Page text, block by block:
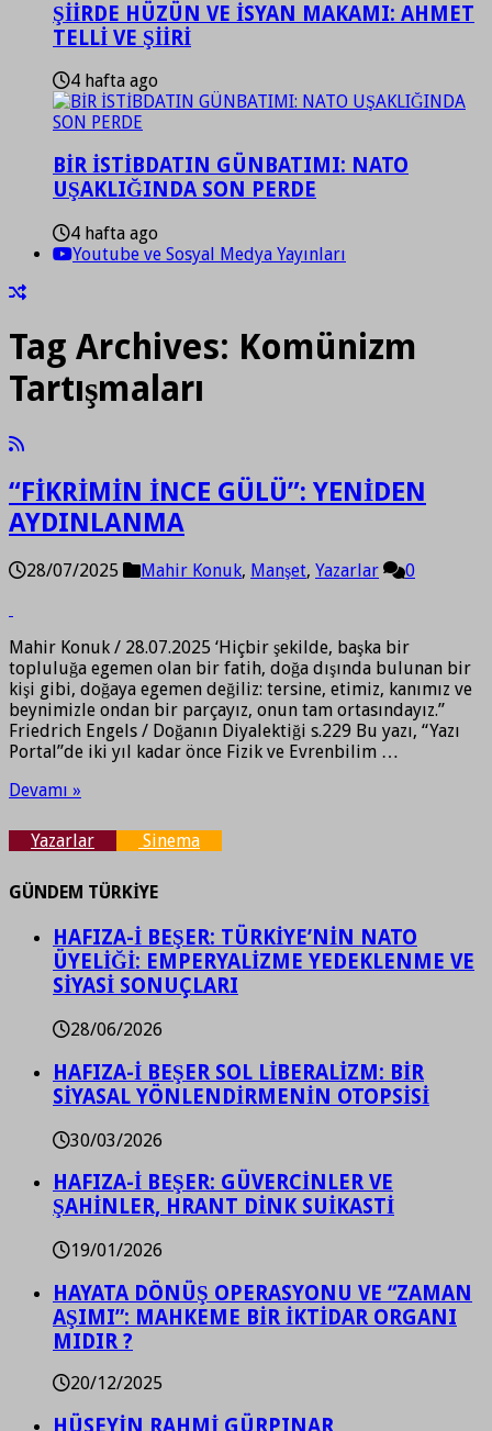
ŞİİRDE HÜZÜN VE İSYAN MAKAMI: AHMET
TELLİ VE ŞİİRİ
4 hafta ago
BİR İSTİBDATIN GÜNBATIMI: NATO
UŞAKLIĞINDA SON PERDE
4 hafta ago
Youtube ve Sosyal Medya Yayınları
Tag Archives: Komünizm
Tartışmaları
“FİKRİMİN İNCE GÜLÜ”: YENİDEN
AYDINLANMA
28/07/2025 Mahir Konuk, Manşet, Yazarlar 0
Mahir Konuk / 28.07.2025 ‘Hiçbir şekilde, başka bir
topluluğa egemen olan bir fatih, doğa dışında bulunan bir
kişi gibi, doğaya egemen değiliz: tersine, etimiz, kanımız ve
beynimizle ondan bir parçayız, onun tam ortasındayız.”
Friedrich Engels / Doğanın Diyalektiği s.229 Bu yazı, “Yazı
Portal”de iki yıl kadar önce Fizik ve Evrenbilim …
Devamı »
Yazarlar Sinema
GÜNDEM TÜRKİYE
HAFIZA-İ BEŞER: TÜRKİYE’NİN NATO
ÜYELİĞİ: EMPERYALİZME YEDEKLENME VE
SİYASİ SONUÇLARI
28/06/2026
HAFIZA-İ BEŞER SOL LİBERALİZM: BİR
SİYASAL YÖNLENDİRMENİN OTOPSİSİ
30/03/2026
HAFIZA-İ BEŞER: GÜVERCİNLER VE
ŞAHİNLER, HRANT DİNK SUİKASTİ
19/01/2026
HAYATA DÖNÜŞ OPERASYONU VE “ZAMAN
AŞIMI”: MAHKEME BİR İKTİDAR ORGANI
MIDIR ?
20/12/2025
HÜSEYİN RAHMİ GÜRPINAR